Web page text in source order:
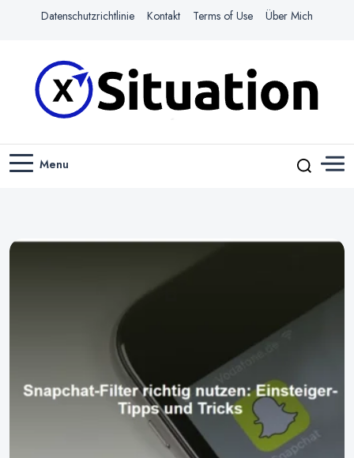
Datenschutzrichtlinie Kontakt Terms of Use Über Mich
X-SITUATION
Menu